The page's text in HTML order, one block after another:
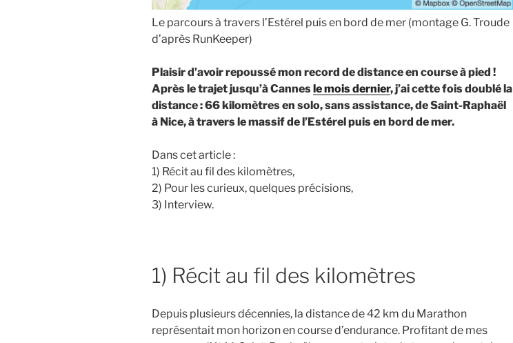
Le parcours à travers l’Estérel puis en bord de mer (montage G. Troude
d’après RunKeeper)
Plaisir d’avoir repoussé mon record de distance en course à pied !
Après le trajet jusqu’à Cannes le mois dernier, j’ai cette fois doublé la
distance : 66 kilomètres en solo, sans assistance, de Saint-Raphaël
à Nice,à travers le massif de l’Estérel puis en bord de mer.
Dans cet article :
1) Récit au fil des kilomètres,
2) Pour les curieux, quelques précisions,
3) Interview.
1) Récit au fil des kilomètres
Depuis plusieurs décennies, la distance de 42 km du Marathon
représentait mon horizon en course d’endurance. Profitant de mes